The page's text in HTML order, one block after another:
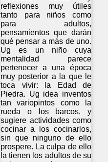
reflexiones muy útiles
tanto para niños como
para adultos,
pensamientos que darán
qué pensar a más de uno.
Ug es un niño cuya
mentalidad parece
pertenecer a una época
muy posterior a la que le
toca vivir: la Edad de
Piedra. Ug idea inventos
tan variopintos como la
rueda o los barcos, y
sugiere actividades como
cocinar a los cocinarlos,
sin que ninguno de ello
prospere. La culpa de ello
la tienen los adultos de su